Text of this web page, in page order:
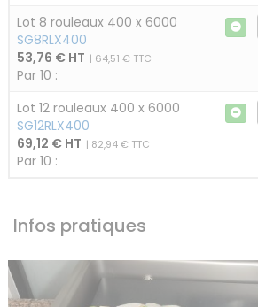
Lot 8 rouleaux 400 x 6000
SG8RLX400
53,76 € HT | 64,51 € TTC
Par 10 :
Lot 12 rouleaux 400 x 6000
SG12RLX400
69,12 € HT | 82,94 € TTC
Par 10 :
Infos pratiques